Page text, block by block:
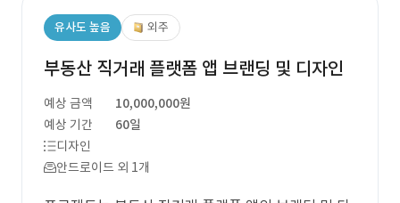
유사도 높음 외주
부동산 직거래 플랫폼 앱 브랜딩 및 디자인
예상 금액
10,000,000원
예상 기간
60일
디자인
안드로이드 외 1개